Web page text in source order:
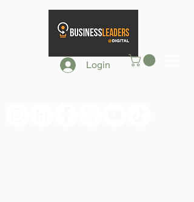
Login